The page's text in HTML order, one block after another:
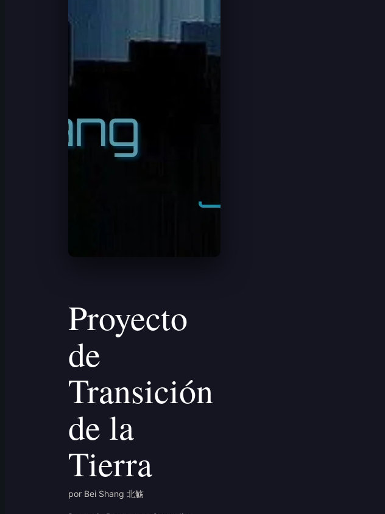
Proyecto
de
Transición
de la
Tierra
por Bei Shang 北觞